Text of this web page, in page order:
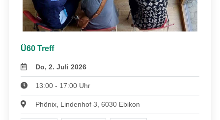
Ü60 Treff
Do, 2. Juli 2026
13:00 - 17:00 Uhr
Phönix, Lindenhof 3, 6030 Ebikon